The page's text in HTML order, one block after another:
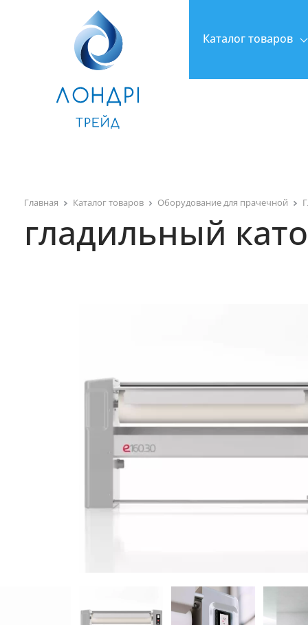
Каталог товаров
Главная Каталог товаров Оборудование для прачечной
гладильный